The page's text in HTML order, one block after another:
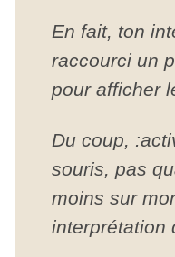
En fait, ton
raccourci un
pour afficher
Du coup,
souris, pas
moins sur
interprétation